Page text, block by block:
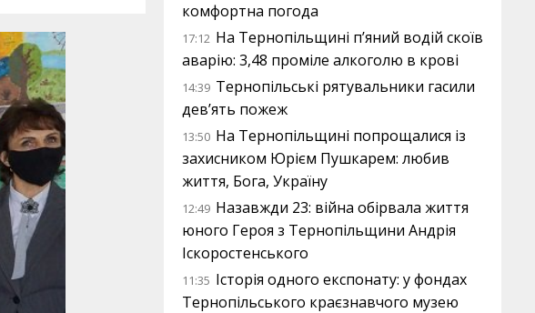
комфортна погода
17:12 На Тернопільщині п’яний водій скоїв
аварію: 3,48 проміле алкоголю в крові
14:39 Тернопільські рятувальники гасили
дев’ять пожеж
13:50 На Тернопільщині попрощалися із
захисником Юрієм Пушкарем: любив
життя, Бога, Україну
12:49 Назавжди 23: війна обірвала життя
юного Героя з Тернопільщини Андрія
Іскоростенського
11:35 Історія одного експонату: у фондах
Тернопільського краєзнавчого музею